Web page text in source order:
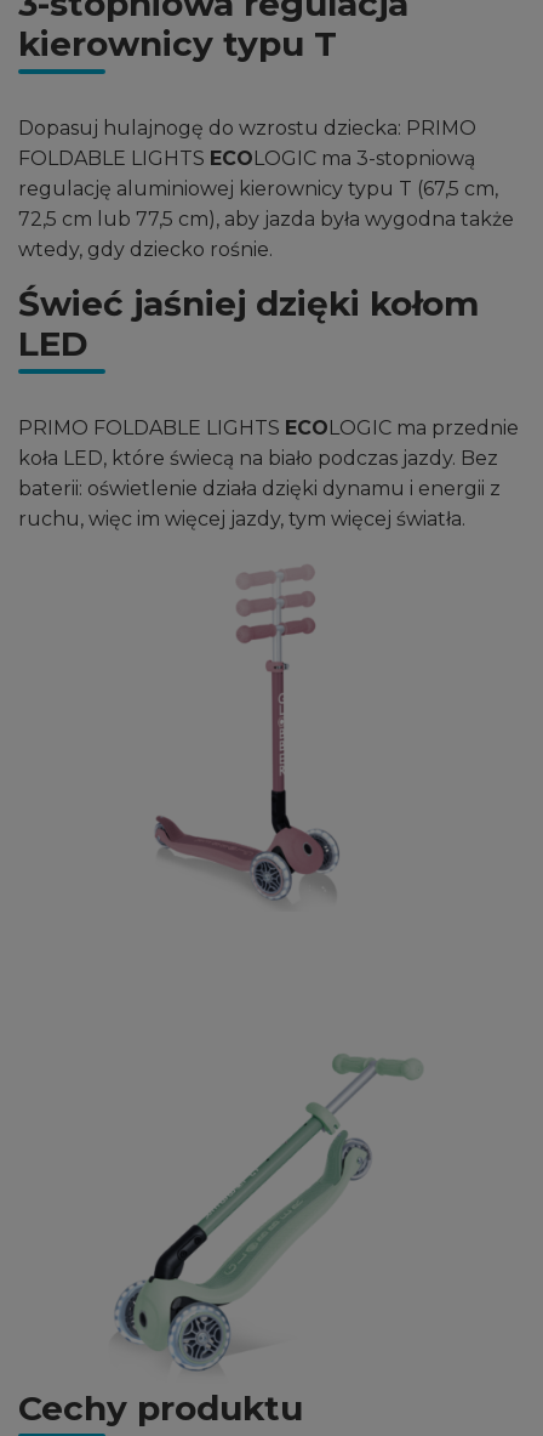
kierownicy typu T
Dopasuj hulajnogę do wzrostu dziecka: PRIMO
FOLDABLE LIGHTS ECO LOGIC ma 3-stopniową
regulację aluminiowej kierownicy typu T (67,5 cm,
72,5 cm lub 77,5 cm), aby jazda była wygodna także
wtedy, gdy dziecko rośnie.
Świeć jaśniej dzięki kołom
LED
PRIMO FOLDABLE LIGHTS ECO LOGIC ma przednie
koła LED, które świecą na biało podczas jazdy. Bez
baterii: oświetlenie działa dzięki dynamu i energii z
ruchu, więc im więcej jazdy, tym więcej światła.
Cechy produktu